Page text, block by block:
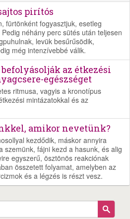
pirítós
fürtönként fogyasztjuk, esetleg
néhány perc sütés után teljesen
levük besűrűsödik,
még intenzívebbé válik.
az étkezési
egészséget
ritmusa, vagyis a kronotípus
mintázatokkal és az
amikor nevetünk?
kezdődik, máskor annyira
szemünk, fájni kezd a hasunk, és alig
egyszerű, ösztönös reakciónak
összetett folyamat, amelyben az
és a légzés is részt vesz.